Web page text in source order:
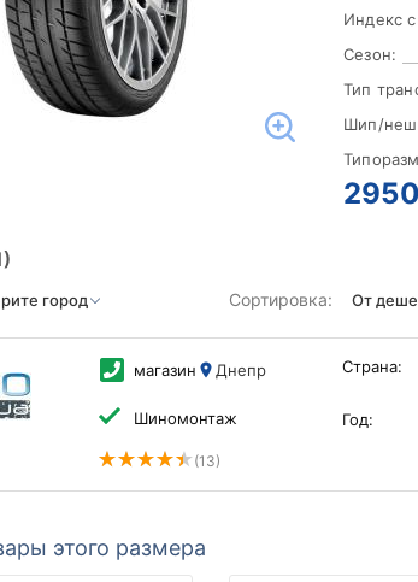
Индекс
Сезон:
Тип
Шип/
2950
Сортировка:
магазин Днепр
Шиномонтаж
(13)
Страна:
Год:
этого размера